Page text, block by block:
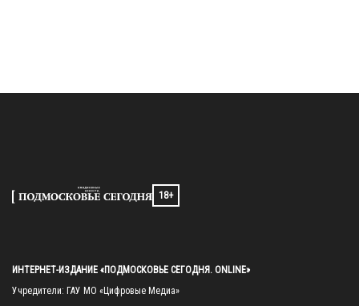
18+
ИНТЕРНЕТ-ИЗДАНИЕ «ПОДМОСКОВЬЕ СЕГОДНЯ. ONLINE»
Учредители: ГАУ МО «Цифровые Медиа»